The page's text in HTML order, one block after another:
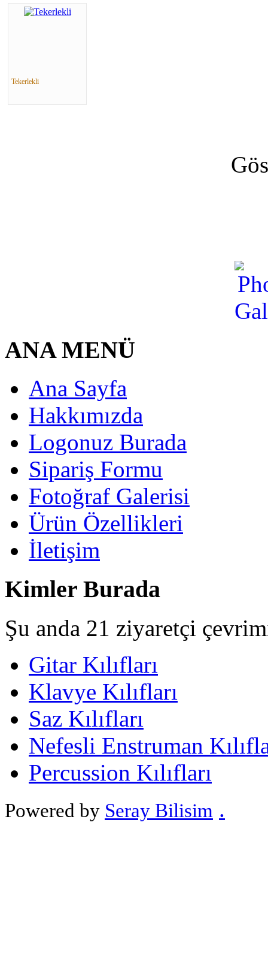
Tekerlekli
ANA MENÜ
Ana Sayfa
Hakkımızda
Logonuz Burada
Sipariş Formu
Fotoğraf Galerisi
Ürün Özellikleri
İletişim
Kimler Burada
Şu anda 21 ziyaretçi
Gitar Kılıfları
Klavye Kılıfları
Saz Kılıfları
Nefesli Enstruman
Percussion Kılıfları
Powered by Seray Bilisim .